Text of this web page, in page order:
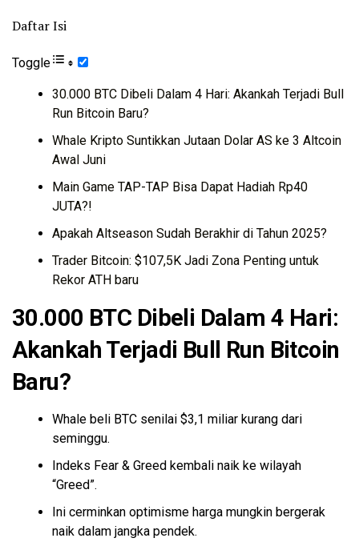
Daftar Isi
Toggle
30.000 BTC Dibeli Dalam 4 Hari: Akankah Terjadi Bull
Run Bitcoin Baru?
Whale Kripto Suntikkan Jutaan Dolar AS ke 3 Altcoin
Awal Juni
Main Game TAP-TAP Bisa Dapat Hadiah Rp40
JUTA?!
Apakah Altseason Sudah Berakhir di Tahun 2025?
Trader Bitcoin: $107,5K Jadi Zona Penting untuk
Rekor ATH baru
30.000 BTC Dibeli Dalam 4 Hari:
Akankah Terjadi Bull Run Bitcoin
Baru?
Whale beli BTC senilai $3,1 miliar kurang dari
seminggu.
Indeks Fear & Greed kembali naik ke wilayah
“Greed”.
Ini cerminkan optimisme harga mungkin bergerak
naik dalam jangka pendek.